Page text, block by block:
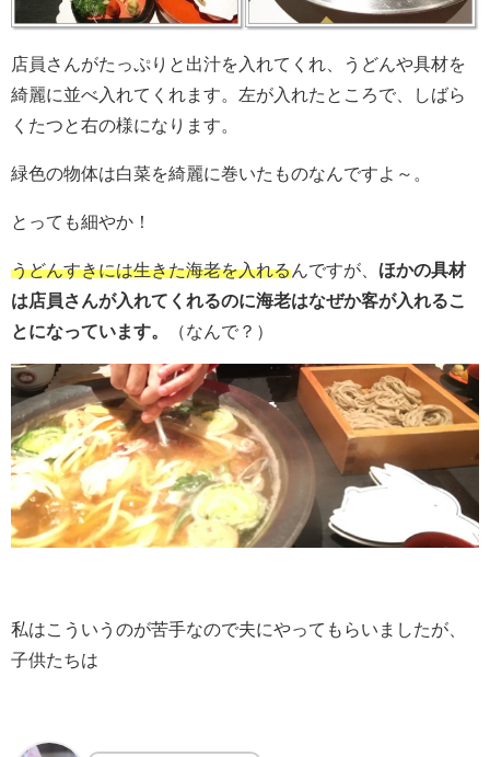
店員さんがたっぷりと出汁を入れてくれ、うどんや具材を
綺麗に並べ入れてくれます。左が入れたところで、しばら
くたつと右の様になります。
緑色の物体は白菜を綺麗に巻いたものなんですよ～。
とっても細やか！
うどんすきには生きた海老を入れるんですが、 ほかの具材
は店員さんが入れてくれるのに海老はなぜか客が入れるこ
とになっています。
（なんで？）
私はこういうのが苦手なので夫にやってもらいましたが、
子供たちは